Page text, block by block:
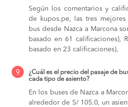
Según los comentarios y
de kupos.pe, las tres mejores
bus desde Nazca a Marcona
basado en 61 calificaciones),
basado en 23 calificaciones),
9
¿Cuál es el precio del pasaje de
cada tipo de asiento?
En los buses de Nazca a
alrededor de S/ 105.0, un